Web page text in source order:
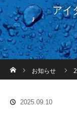
アイ
お知らせ
2025.09.10